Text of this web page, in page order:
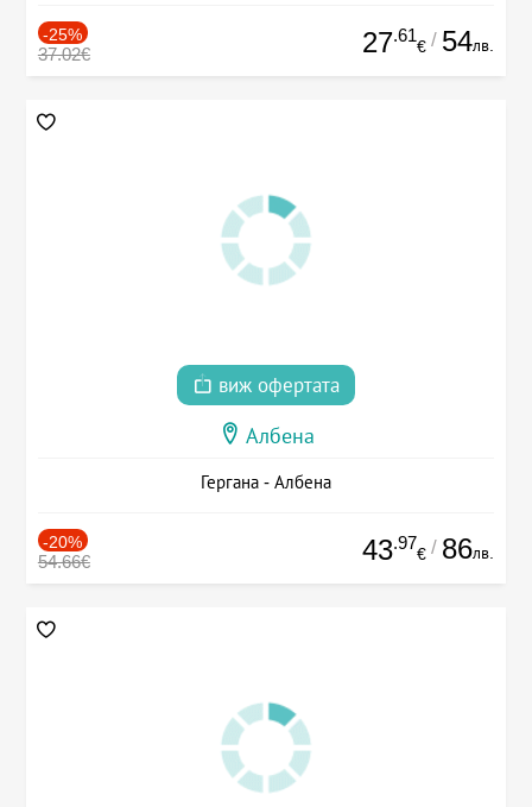
-25%
37.02€ 27.61
€ / 54лв.
виж офертата
Албена
Гергана - Албена
-20%
54.66€ 43.97
€ / 86лв.